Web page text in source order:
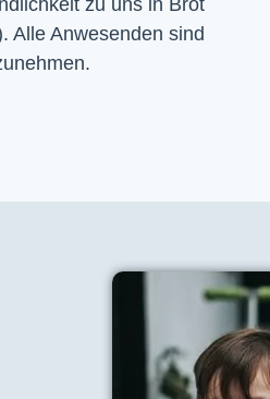
zu uns in Brot
Alle Anwesenden sind